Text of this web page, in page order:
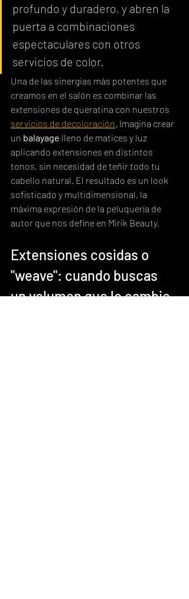
profundo y duradero, y abren la
puerta a combinaciones
espectaculares con otros
servicios de color.
Una de las sinergias más potentes que
creamos en el salón es combinar las
extensiones de queratina con nuestros
servicios de decoloración . Imagina crear
un balayage lleno de matices y luz
aplicando extensiones en distintos
tonos, sin necesidad de teñir todo tu
cabello natural. El resultado es un look
sofisticado y multidimensional, la
máxima expresión de la peluquería de
autor que nos define en Mirik Beauty.
Extensiones cosidas o
"weave": cuando buscas
un volumen que lo cambie